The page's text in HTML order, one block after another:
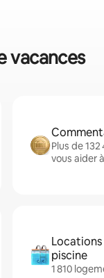
vacances
Plus de
vous aider
Locations
piscine
1 810